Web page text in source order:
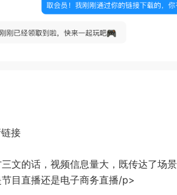
接
文的话，视频信息量大，既传达了场
目直播还是电子商务直播/p>